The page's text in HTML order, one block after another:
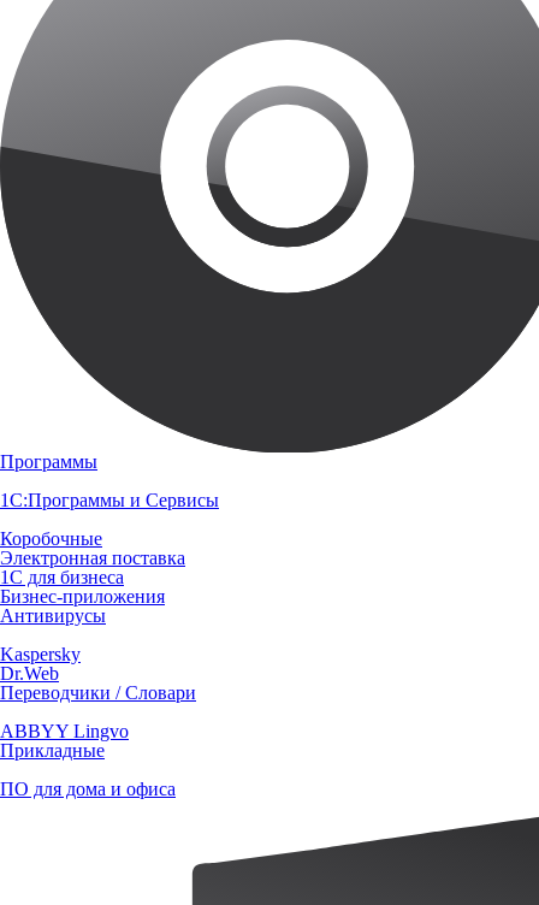
Программы
1С:Программы и Сервисы
Коробочные
Электронная поставка
1С для бизнеса
Бизнес-приложения
Антивирусы
Kaspersky
Dr.Web
Переводчики / Словари
ABBYY Lingvo
Прикладные
ПО для дома и офиса